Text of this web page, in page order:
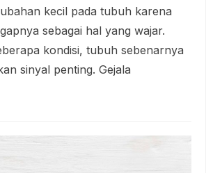
kecil pada tubuh karena
sebagai hal yang wajar.
kondisi, tubuh sebenarnya
sinyal penting. Gejala